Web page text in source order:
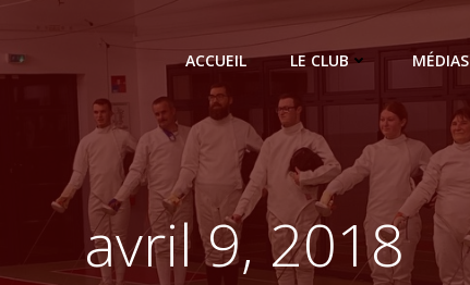
ACCUEIL LE CLUB MÉDIAS
avril 9, 2018